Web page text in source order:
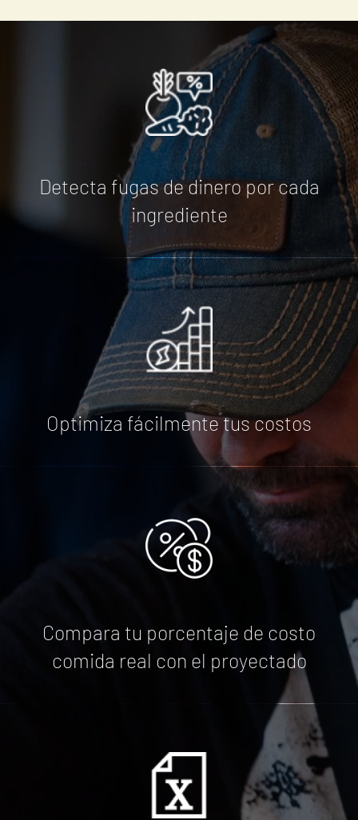
Detecta fugas de dinero por cada
ingrediente
Optimiza fácilmente tus costos
Compara tu porcentaje de costo
comida real con el proyectado